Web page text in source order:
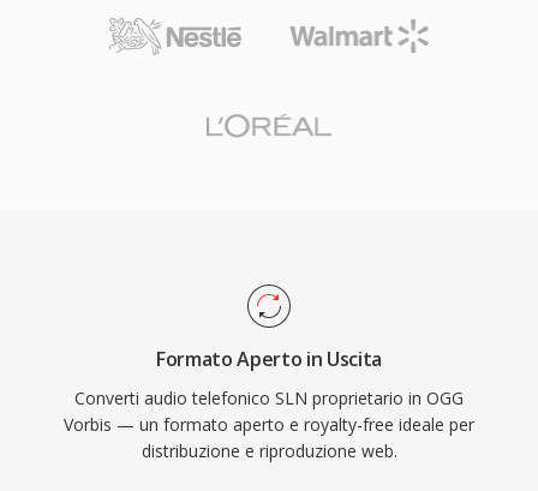
mappatura diretta in memoria — rendendoli
ideali per mixaggio in tempo reale, conferenza
255 canali, coprendo tutto dalla voce mono ai
giochi, le piattaforme di streaming e i
proprio per questo motivo. Il formato gestisce
inoltre il degrado qualitativo a bassi bitrate in
modo più elegante rispetto a molti concorrenti,
motivo per cui resta popolare nei videogiochi
dove lo spazio è limitato e migliaia di effetti
sonori competono per lo spazio disponibile.
Formato Aperto in Uscita
Converti audio telefonico SLN proprietario in OGG
Vorbis — un formato aperto e royalty-free ideale per
distribuzione e riproduzione web.